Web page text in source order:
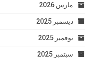
مارس 2026
ديسمبر 2025
نوفمبر 2025
سبتمبر 2025